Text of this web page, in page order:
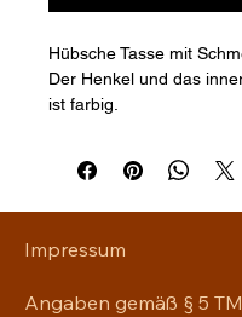
Hübsche Tasse mit
Der Henkel und das
ist farbig.
Impressum
Angaben gemäß § 5